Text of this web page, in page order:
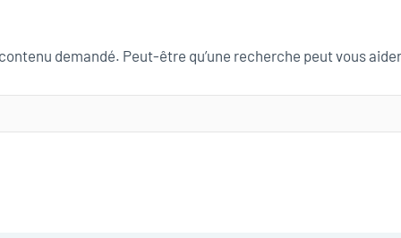
demandé. Peut-être qu’une recherche peut vous